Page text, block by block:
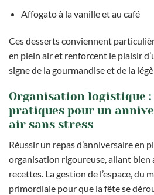
Affogato à la vanille et au café
Ces desserts conviennent
en plein air et renforcent le plaisir
signe de la gourmandise et de la
Organisation logistique :
pratiques pour un
air sans stress
Réussir un repas d’anniversaire en
organisation rigoureuse, allant bien
recettes. La gestion de l’espace, du
primordiale pour que la fête se